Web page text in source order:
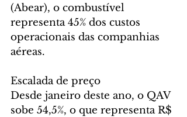
(Abear), o combustível
representa 45% dos custos
operacionais das companhias
aéreas.
Escalada de preço
Desde janeiro deste ano, o QAV
sobe 54,5%, o que representa R$